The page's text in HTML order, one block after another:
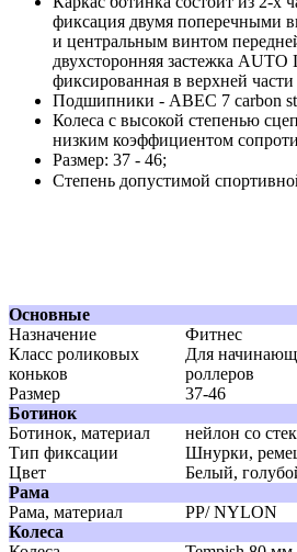
фиксация двумя поперечными
и центральным винтом
двухсторонняя застежка
фиксированная в верхней
Подшипники - ABEC 7 carbon
Колеса с высокой степенью
низким коэффициентом
Размер: 37 - 46;
Степень допустимой
Основные
Назначение
Фитнес
Класс роликовых
коньков
Для
роллеров
Размер
37-46
Ботинок
Ботинок, материал
нейлон со
Тип фиксации
Шнурки,
Цвет
Белый,
Рама
Рама, материал
PP/ NYLON
Колеса